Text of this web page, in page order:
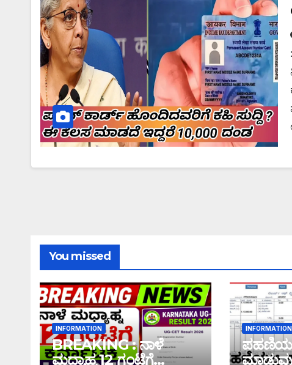
You missed
INFORMATION
BREAKING : ನಾಳೆ
ಮಧ್ಯಾಹ್ನ 12 ಗಂಟೆಗೆ
INFORMATION